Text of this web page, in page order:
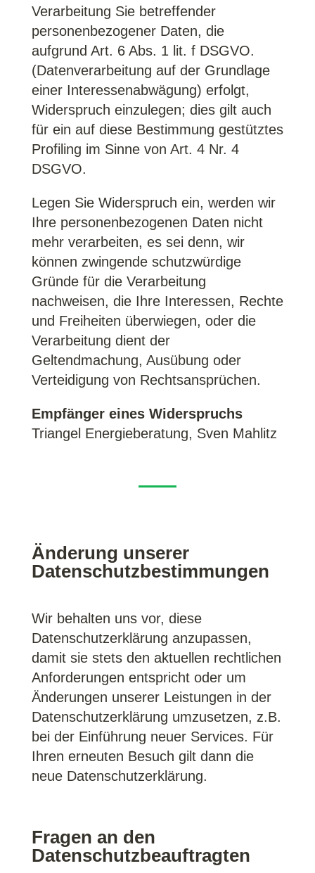
Verarbeitung Sie betreffender
personenbezogener Daten, die
aufgrund Art. 6 Abs. 1 lit. f DSGVO.
(Datenverarbeitung auf der Grundlage
einer Interessenabwägung) erfolgt,
Widerspruch einzulegen; dies gilt auch
für ein auf diese Bestimmung gestütztes
Profiling im Sinne von Art. 4 Nr. 4
DSGVO.
Legen Sie Widerspruch ein, werden wir
Ihre personenbezogenen Daten nicht
mehr verarbeiten, es sei denn, wir
können zwingende schutzwürdige
Gründe für die Verarbeitung
nachweisen, die Ihre Interessen, Rechte
und Freiheiten überwiegen, oder die
Verarbeitung dient der
Geltendmachung, Ausübung oder
Verteidigung von Rechtsansprüchen.
Empfänger eines Widerspruchs
Triangel Energieberatung, Sven Mahlitz
Änderung unserer
Datenschutzbestimmungen
Wir behalten uns vor, diese
Datenschutzerklärung anzupassen,
damit sie stets den aktuellen rechtlichen
Anforderungen entspricht oder um
Änderungen unserer Leistungen in der
Datenschutzerklärung umzusetzen, z.B.
bei der Einführung neuer Services. Für
Ihren erneuten Besuch gilt dann die
neue Datenschutzerklärung.
Fragen an den
Datenschutzbeauftragten